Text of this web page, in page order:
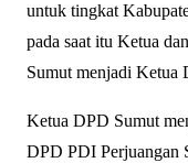
untuk tingkat
pada saat itu Ketua
Sumut menjadi Ketua
Ketua DPD Sumut
DPD PDI Perjuangan